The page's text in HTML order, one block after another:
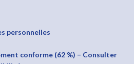
personnelles
conforme (62 %) – Consulter